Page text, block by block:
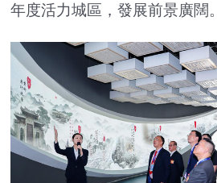
年度活力城區，發展前景廣闊。